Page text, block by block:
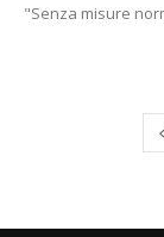
"Senza misure